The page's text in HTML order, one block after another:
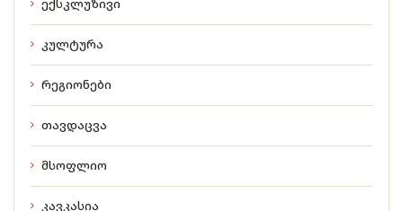
კულტურა
რეგიონები
თავდაცვა
მსოფლიო
კავკასია